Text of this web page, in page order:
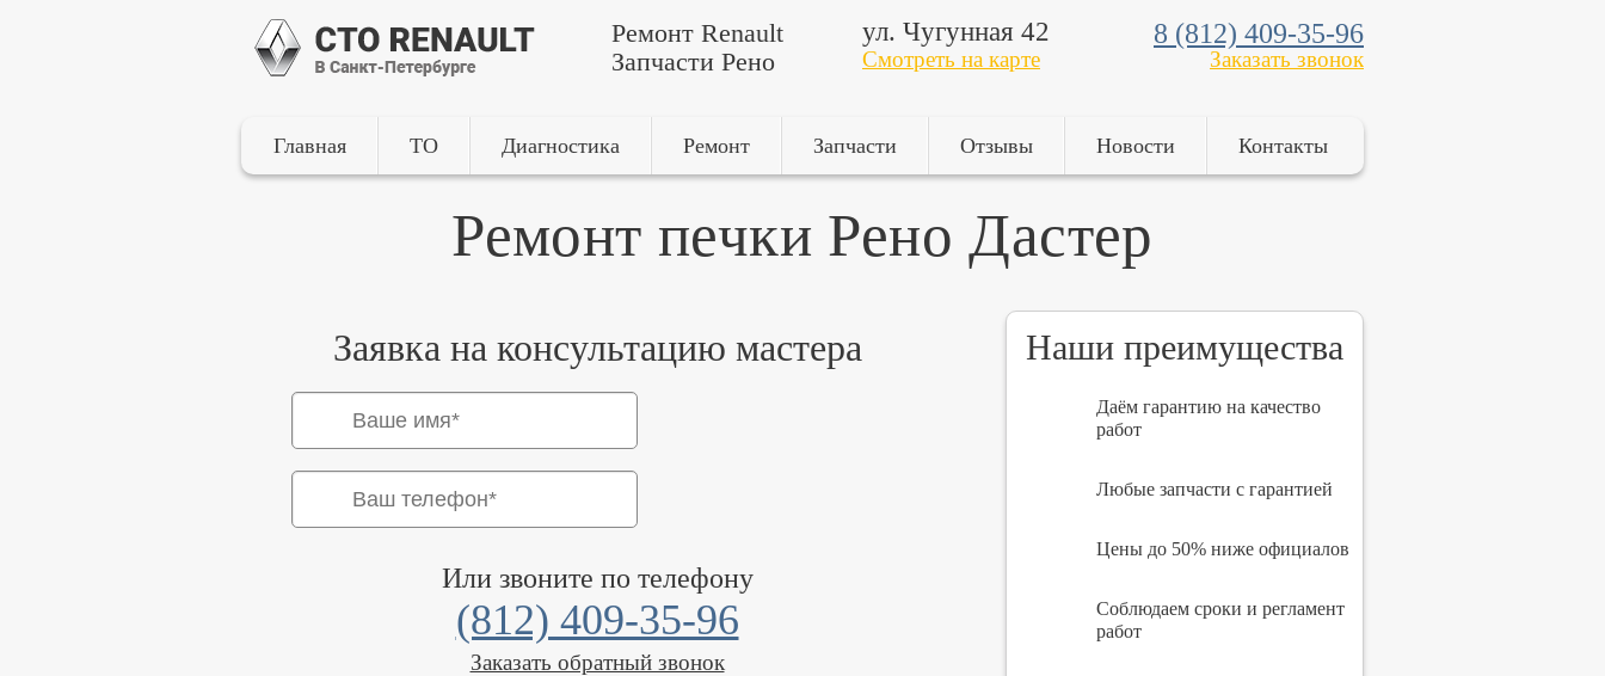
Ремонт Renault
Запчасти Рено
ул. Чугунная 42
Смотреть на карте
8 (812) 409-35-96
Заказать звонок
Главная ТО Диагностика Ремонт Запчасти Отзывы Новости Контакты
Ремонт печки Рено Дастер
Заявка на консультацию мастера
Или звоните по телефону
(812) 409-35-96
Заказать обратный звонок
Наши преимущества
Даём гарантию на качество
работ
Любые запчасти с гарантией
Цены до 50% ниже официалов
Соблюдаем сроки и регламент
работ